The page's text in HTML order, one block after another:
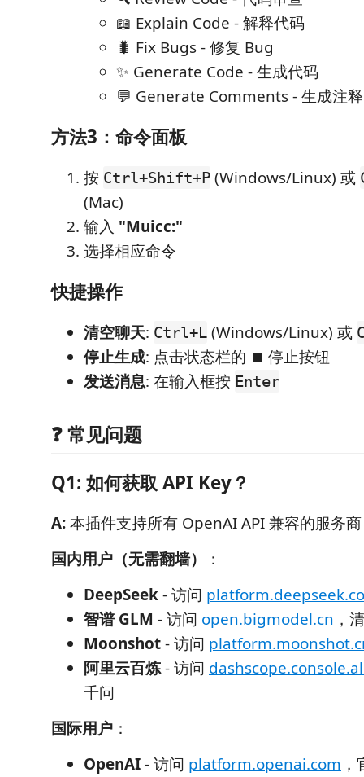
📖 Explain Code - 解释代码
🐛 Fix Bugs - 修复 Bug
✨ Generate Code - 生成代码
💬 Generate Comments - 生成注释
方法3：命令面板
按 Ctrl+Shift+P (Windows/Linux) 或
(Mac)
输入 "Muicc:"
选择相应命令
快捷操作
清空聊天: Ctrl+L (Windows/Linux) 或
停止生成: 点击状态栏的 ⏹ 停止按钮
发送消息: 在输入框按 Enter
❓ 常见问题
Q1: 如何获取 API Key？
A:本插件支持所有 OpenAI API 兼容的服务
国内用户（无需翻墙）
：
DeepSeek- 访问
智谱 GLM - 访问 open.bigmodel.cn ，
Moonshot- 访问
阿里云百炼- 访问
千问
国际用户 ：
OpenAI- 访问 platform.openai.com